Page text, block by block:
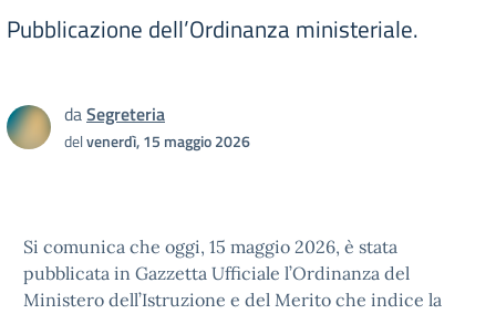
Pubblicazione dell’Ordinanza ministeriale.
daSegreteria
delvenerdì, 15 maggio 2026
Si comunica che oggi, 15 maggio 2026, è stata
pubblicata in Gazzetta Ufficiale l’Ordinanza del
Ministero dell’Istruzione e del Merito che indice la